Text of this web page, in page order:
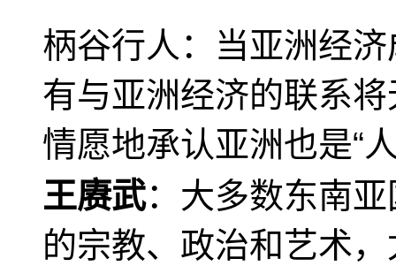
柄谷行人：当亚洲经
有与亚洲经济的联系
情愿地承认亚洲也是“
王赓武：大多数东南
的宗教、政治和艺术